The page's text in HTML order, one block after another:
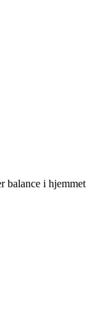
balance i hjemmet